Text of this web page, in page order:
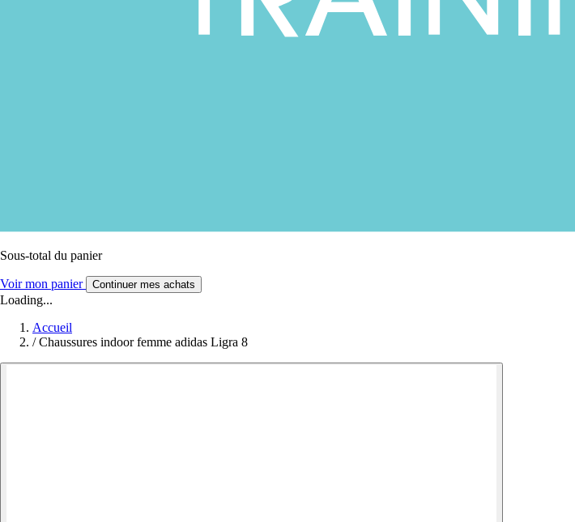
Sous-total du panier
Voir mon panier Continuer mes achats
Loading...
Accueil
/ Chaussures indoor femme adidas Ligra 8